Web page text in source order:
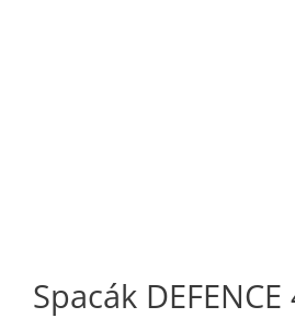
Spacák DEFENCE